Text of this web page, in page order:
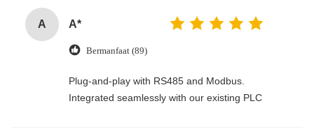
A A*
Bermanfaat (89)
Plug-and-play with RS485 and Modbus.
Integrated seamlessly with our existing PLC